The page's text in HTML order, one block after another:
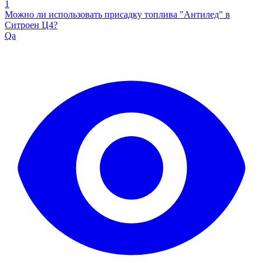
1
Можно ли использовать присадку топлива "Антилед" в
Ситроен Ц4?
Qa